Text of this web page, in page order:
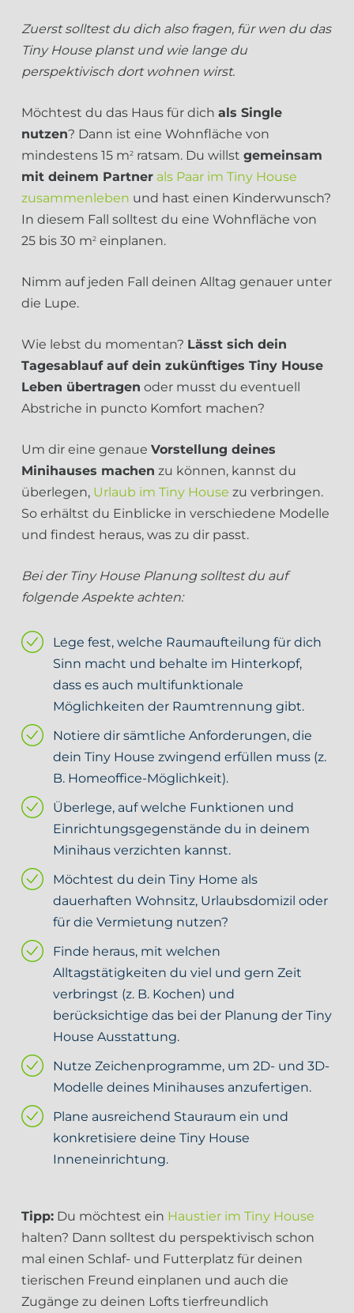
Zuerst solltest du dich also fragen, für wen du das
Tiny House planst und wie lange du
perspektivisch dort wohnen wirst.
Möchtest du das Haus für dich als Single
nutzen? Dann ist eine Wohnfläche von
mindestens 15 m2 ratsam. Du willst gemeinsam
mit deinem Partner als Paar im Tiny House
zusammenleben und hast einen Kinderwunsch?
In diesem Fall solltest du eine Wohnfläche von
25 bis 30 m2 einplanen.
Nimm auf jeden Fall deinen Alltag genauer unter
die Lupe.
Wie lebst du momentan? Lässt sich dein
Tagesablauf auf dein zukünftiges Tiny House
Leben übertragen oder musst du eventuell
Abstriche in puncto Komfort machen?
Um dir eine genaue Vorstellung deines
Minihauses machen zu können, kannst du
überlegen, Urlaub im Tiny House zu verbringen.
So erhältst du Einblicke in verschiedene Modelle
und findest heraus, was zu dir passt.
Bei der Tiny House Planung solltest du auf
folgende Aspekte achten:
Lege fest, welche Raumaufteilung für dich
Sinn macht und behalte im Hinterkopf,
dass es auch multifunktionale
Möglichkeiten der Raumtrennung gibt.
Notiere dir sämtliche Anforderungen, die
dein Tiny House zwingend erfüllen muss (z.
B. Homeoffice-Möglichkeit).
Überlege, auf welche Funktionen und
Einrichtungsgegenstände du in deinem
Minihaus verzichten kannst.
Möchtest du dein Tiny Home als
dauerhaften Wohnsitz, Urlaubsdomizil oder
für die Vermietung nutzen?
Finde heraus, mit welchen
Alltagstätigkeiten du viel und gern Zeit
verbringst (z. B. Kochen) und
berücksichtige das bei der Planung der Tiny
House Ausstattung.
Nutze Zeichenprogramme, um 2D- und 3D-
Modelle deines Minihauses anzufertigen.
Plane ausreichend Stauraum ein und
konkretisiere deine Tiny House
Inneneinrichtung.
Tipp: Du möchtest ein Haustier im Tiny House
halten? Dann solltest du perspektivisch schon
mal einen Schlaf- und Futterplatz für deinen
tierischen Freund einplanen und auch die
Zugänge zu deinen Lofts tierfreundlich